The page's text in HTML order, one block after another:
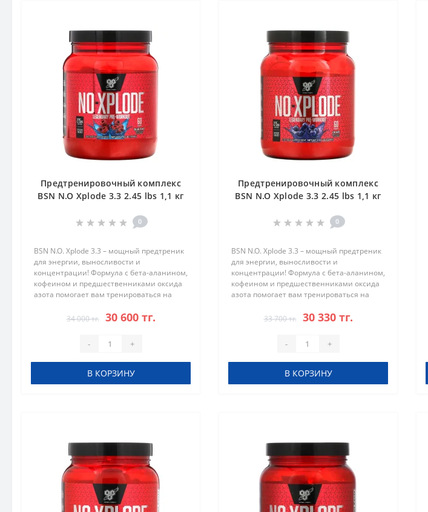
Предтренировочный комплекс
BSN N.O Xplode 3.3 2.45 lbs 1,1 кг
0
BSN N.O. Xplode 3.3 – мощный предтреник
для энергии, выносливости и
концентрации! Формула с бета-аланином,
кофеином и предшественниками оксида
азота помогает вам тренироваться на
результатов. Преимущества BSN N.O. X..
34 000 тг. 30 600 тг.
- +
В КОРЗИНУ
Предтренировочный комплекс
BSN N.O Xplode 3.3 2.45 lbs 1,1 кг
0
BSN N.O. Xplode 3.3 – мощный предтреник
для энергии, выносливости и
концентрации! Формула с бета-аланином,
кофеином и предшественниками оксида
азота помогает вам тренироваться на
результатов. Преимущества BSN N.O. X..
33 700 тг. 30 330 тг.
- +
В КОРЗИНУ